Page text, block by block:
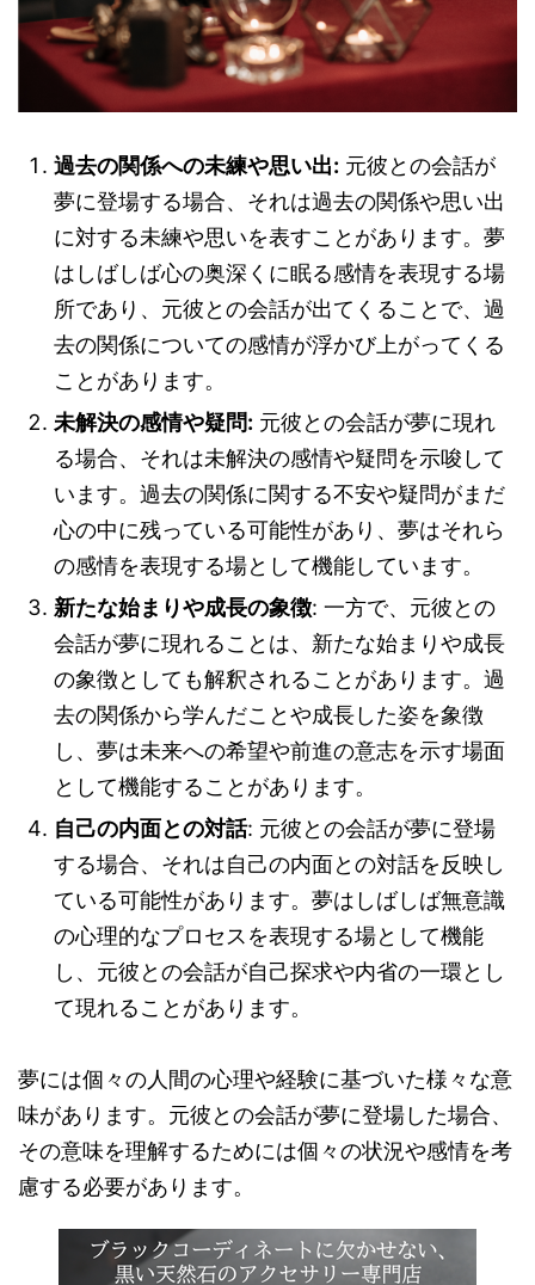
過去の関係への未練や思い出: 元彼との会話が
夢に登場する場合、それは過去の関係や思い出
に対する未練や思いを表すことがあります。夢
はしばしば心の奥深くに眠る感情を表現する場
所であり、元彼との会話が出てくることで、過
去の関係についての感情が浮かび上がってくる
ことがあります。
未解決の感情や疑問: 元彼との会話が夢に現れ
る場合、それは未解決の感情や疑問を示唆して
います。過去の関係に関する不安や疑問がまだ
心の中に残っている可能性があり、夢はそれら
の感情を表現する場として機能しています。
新たな始まりや成長の象徴: 一方で、元彼との
会話が夢に現れることは、新たな始まりや成長
の象徴としても解釈されることがあります。過
去の関係から学んだことや成長した姿を象徴
し、夢は未来への希望や前進の意志を示す場面
として機能することがあります。
自己の内面との対話: 元彼との会話が夢に登場
する場合、それは自己の内面との対話を反映し
ている可能性があります。夢はしばしば無意識
の心理的なプロセスを表現する場として機能
し、元彼との会話が自己探求や内省の一環とし
て現れることがあります。
夢には個々の人間の心理や経験に基づいた様々な意
味があります。元彼との会話が夢に登場した場合、
その意味を理解するためには個々の状況や感情を考
慮する必要があります。